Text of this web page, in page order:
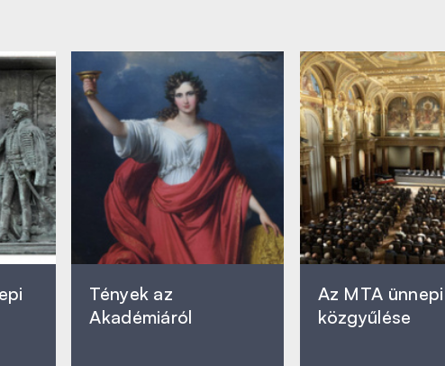
Tények az
Akadémiáról
Az MTA ünnepi
közgyűlése